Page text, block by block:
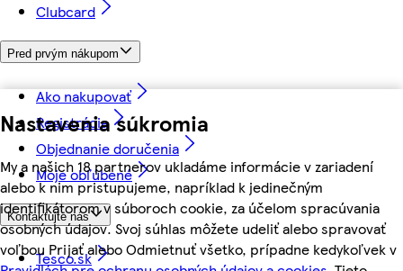
Nastavenia súkromia
My a našich 18 partnerov ukladáme informácie v zariadení
alebo k nim pristupujeme, napríklad k jedinečným
identifikátorom v súboroch cookie, za účelom spracúvania
osobných údajov. Svoj súhlas môžete udeliť alebo spravovať
voľbou Prijať alebo Odmietnuť všetko, prípadne kedykoľvek v
Clubcard
Pred prvým nákupom
Ako nakupovať
Registrácia
Objednanie doručenia
Moje obľúbené
Kontaktujte nás
Tesco.sk